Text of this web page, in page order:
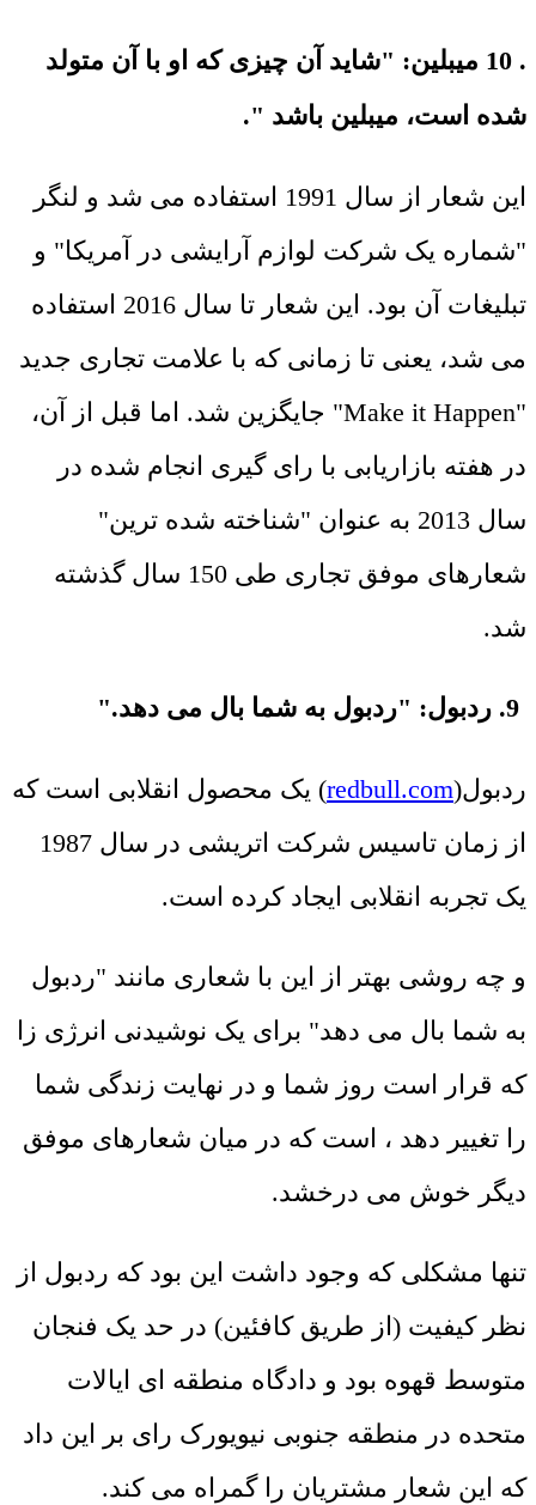
. 10 میبلین: "شاید آن چیزی که او با آن متولد
شده است، میبلین باشد ".
این شعار از سال 1991 استفاده می شد و لنگر
"شماره یک شرکت لوازم آرایشی در آمریکا" و
تبلیغات آن بود. این شعار تا سال 2016 استفاده
می شد، یعنی تا زمانی که با علامت تجاری جدید
"Make it Happen" جایگزین شد. اما قبل از آن،
در هفته بازاریابی با رای گیری انجام شده در
سال 2013 به عنوان "شناخته شده ترین"
شعارهای موفق تجاری طی 150 سال گذشته
شد.
ردبول(redbull.com) یک محصول انقلابی است که
از زمان تاسیس شرکت اتریشی در سال 1987
یک تجربه انقلابی ایجاد کرده است.
و چه روشی بهتر از این با شعاری مانند "ردبول
به شما بال می دهد" برای یک نوشیدنی انرژی زا
که قرار است روز شما و در نهایت زندگی شما
را تغییر دهد ، است که در میان شعارهای موفق
دیگر خوش می درخشد.
تنها مشکلی که وجود داشت این بود که ردبول از
نظر کیفیت (از طریق کافئین) در حد یک فنجان
متوسط قهوه بود و دادگاه منطقه ای ایالات
متحده در منطقه جنوبی نیویورک رای بر این داد
که این شعار مشتریان را گمراه می کند.